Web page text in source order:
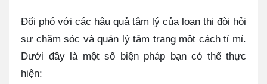
Đối phó với các hậu quả tâm lý của loạn thị đòi hỏi
sự chăm sóc và quản lý tâm trạng một cách tỉ mỉ.
Dưới đây là một số biện pháp bạn có thể thực
hiện: